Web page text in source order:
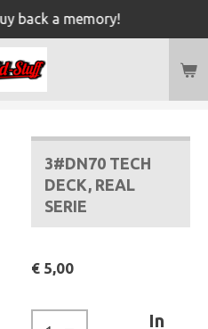
back a memory!
3#DN70 TECH
DECK, REAL
SERIE
€ 5,00
In